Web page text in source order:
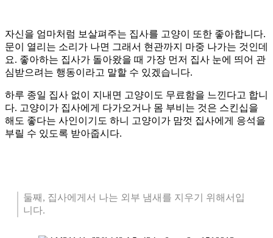
자신을 엄마처럼 보살펴주는 집사를 고양이 또한 좋아합니다.
문이 열리는 소리가 나면 그래서 현관까지 마중 나가는 것인데
요. 좋아하는 집사가 돌아왔을 때 가장 먼저 집사 눈에 띄어 관
심받으려는 행동이라고 말할 수 있겠습니다.
하루 종일 집사 없이 지내면 고양이도 무료함을 느낀다고 합니
다. 고양이가 집사에게 다가오거나 몸 부비는 것은 스킨십을
해도 좋다는 사인이기도 하니 고양이가 맘껏 집사에게 응석을
부릴 수 있도록 받아줍시다.
둘째, 집사에게서 나는 외부 냄새를 지우기 위해서입
니다.